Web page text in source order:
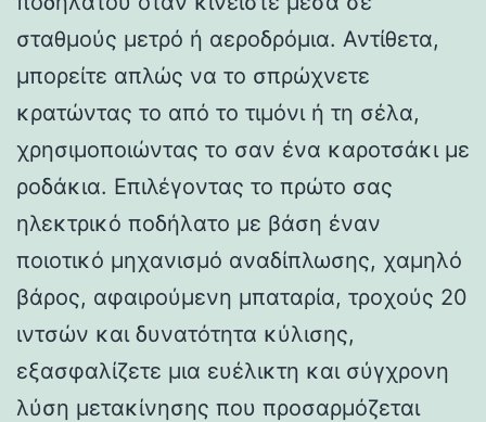
σταθμούς μετρό ή αεροδρόμια. Αντίθετα,
μπορείτε απλώς να το σπρώχνετε
κρατώντας το από το τιμόνι ή τη σέλα,
χρησιμοποιώντας το σαν ένα καροτσάκι με
ροδάκια. Επιλέγοντας το πρώτο σας
ηλεκτρικό ποδήλατο με βάση έναν
ποιοτικό μηχανισμό αναδίπλωσης, χαμηλό
βάρος, αφαιρούμενη μπαταρία, τροχούς 20
ιντσών και δυνατότητα κύλισης,
εξασφαλίζετε μια ευέλικτη και σύγχρονη
λύση μετακίνησης που προσαρμόζεται